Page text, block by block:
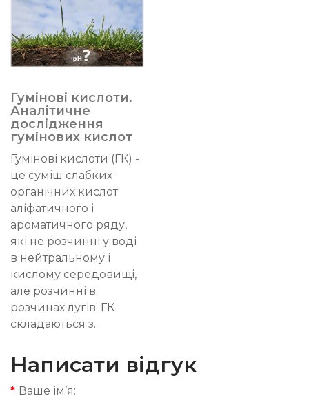
Гумінові кислоти.
Аналітичне
дослідження
гумінових кислот
Гумінові кислоти (ГК) -
це суміш слабких
органічних кислот
аліфатичного і
ароматичного ряду,
які не розчинні у воді
в нейтральному і
кислому середовищі,
але розчинні в
розчинах лугів. ГК
складаються з..
Написати відгук
Ваше ім’я: